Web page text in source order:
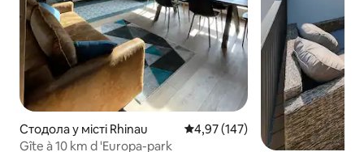
Стодола у місті Rhinau Середня оцінка: 4,97 з 5,
4,97 (147)
Gîte à 10 km d 'Europa-park